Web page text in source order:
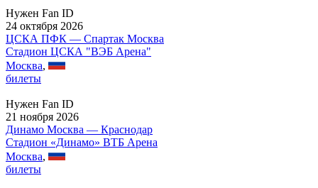
Нужен Fan ID
24 октября 2026
ЦСКА ПФК — Спартак Москва
Стадион ЦСКА "ВЭБ Арена"
Москва,
билеты
Нужен Fan ID
21 ноября 2026
Динамо Москва — Краснодар
Стадион «Динамо» ВТБ Арена
Москва,
билеты